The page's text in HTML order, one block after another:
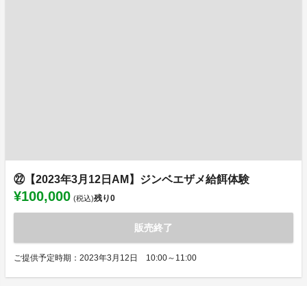
㉒【2023年3月12日AM】ジンベエザメ給餌体験
¥100,000 (税込)残り0
販売終了
ご提供予定時期：2023年3月12日 10:00～11:00